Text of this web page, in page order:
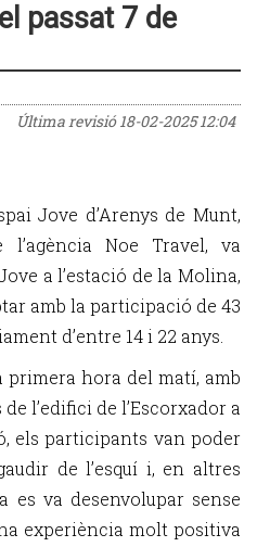
passat 7 de
Última revisió18-02-2025 12:04
Jove d’Arenys de Munt,
l’agència Noe Travel, va
a l’estació de la Molina,
amb la participació de 43
d’entre 14 i 22 anys.
primera hora del matí, amb
l’edifici de l’Escorxador a
els participants van poder
de l’esquí i, en altres
es va desenvolupar sense
experiència molt positiva